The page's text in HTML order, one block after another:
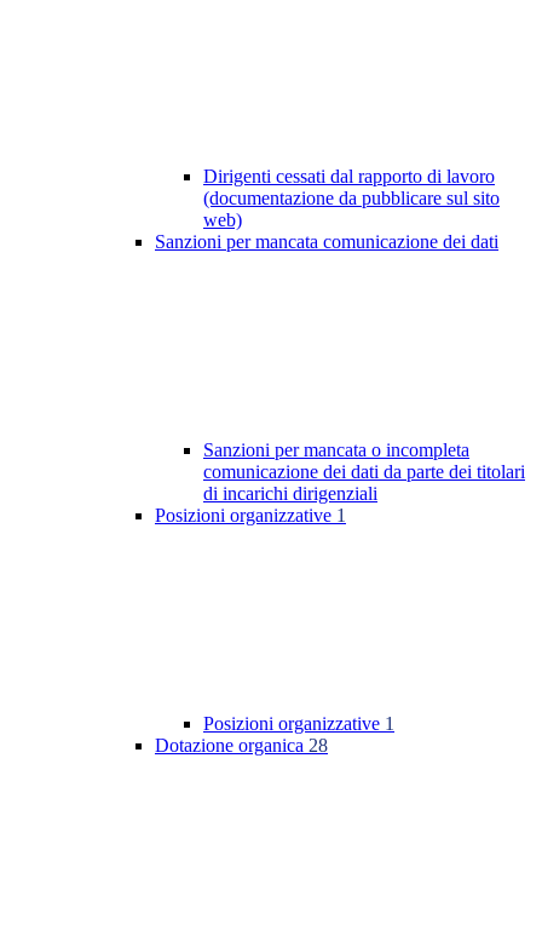
Dirigenti cessati dal rapporto di lavoro
(documentazione da pubblicare sul sito
web)
Sanzioni per mancata comunicazione dei dati
Sanzioni per mancata o incompleta
comunicazione dei dati da parte dei titolari
di incarichi dirigenziali
Posizioni organizzative 1
Posizioni organizzative 1
Dotazione organica 28